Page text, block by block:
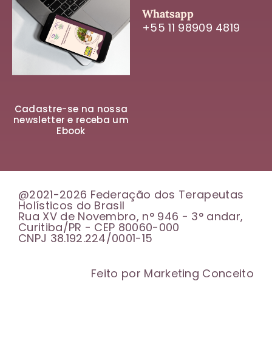
Cadastre-se na nossa
newsletter e receba um
Ebook
Whatsapp
+55 11 98909 4819
@2021-2026 Federação dos Terapeutas
Holísticos do Brasil
Rua XV de Novembro, n° 946 - 3° andar,
Curitiba/PR - CEP 80060-000
CNPJ 38.192.224/0001-15
Feito por Marketing Conceito